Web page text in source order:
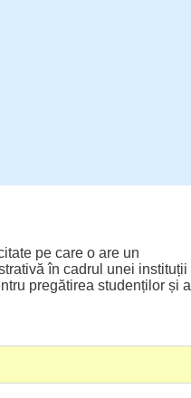
pe care o are un
în cadrul unei instituții
pregătirea studenților și a